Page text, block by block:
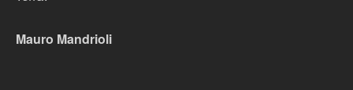
Mauro Mandrioli